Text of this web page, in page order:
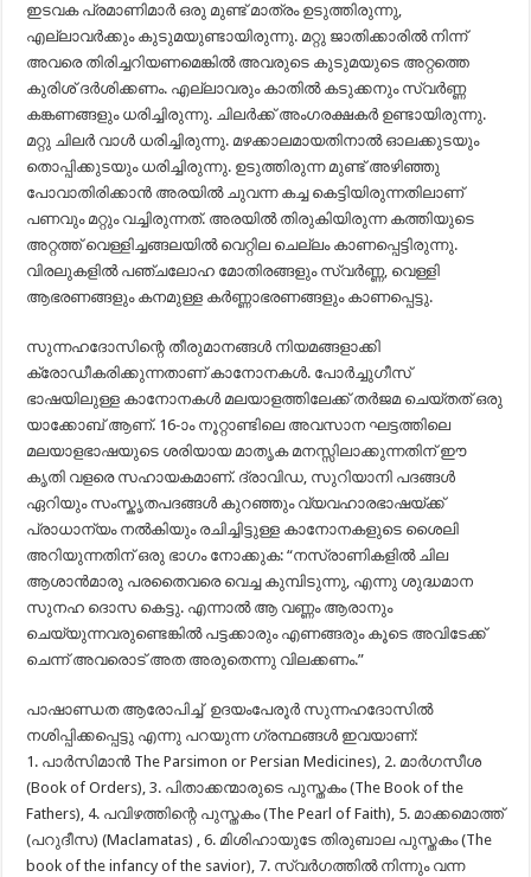
ഇടവക പ്രമാണിമാർ ഒരു മുണ്ട് മാത്രം ഉടുത്തിരുന്നു,
എല്ലാവർക്കും കുടുമയുണ്ടായിരുന്നു. മറ്റു ജാതിക്കാരിൽ നിന്ന്
അവരെ തിരിച്ചറിയണമെങ്കിൽ അവരുടെ കുടുമയുടെ അറ്റത്തെ
കുരിശ് ദർശിക്കണം. എല്ലാവരും കാതിൽ കടുക്കനും സ്വർണ്ണ
കങ്കണങ്ങളും ധരിച്ചിരുന്നു. ചിലർക്ക് അംഗരക്ഷകർ ഉണ്ടായിരുന്നു.
മറ്റു ചിലർ വാൾ ധരിച്ചിരുന്നു. മഴക്കാലമായതിനാൽ ഓലക്കുടയും
തൊപ്പിക്കുടയും ധരിച്ചിരുന്നു. ഉടുത്തിരുന്ന മുണ്ട് അഴിഞ്ഞു
പോവാതിരിക്കാൻ അരയിൽ ചുവന്ന കച്ച കെട്ടിയിരുന്നതിലാണ്
പണവും മറ്റും വച്ചിരുന്നത്. അരയിൽ തിരുകിയിരുന്ന കത്തിയുടെ
അറ്റത്ത് വെള്ളിച്ചങ്ങലയിൽ വെറ്റില ചെല്ലം കാണപ്പെട്ടിരുന്നു.
വിരലുകളിൽ പഞ്ചലോഹ മോതിരങ്ങളും സ്വർണ്ണ, വെള്ളി
ആഭരണങ്ങളും കനമുള്ള കർണ്ണാഭരണങ്ങളും കാണപ്പെട്ടു.
സുന്നഹദോസിന്റെ തീരുമാനങ്ങൾ നിയമങ്ങളാക്കി
ക്രോഡീകരിക്കുന്നതാണ് കാനോനകൾ. പോർച്ചുഗീസ്
ഭാഷയിലുള്ള കാനോനകൾ മലയാളത്തിലേക്ക് തർജമ ചെയ്തത് ഒരു
യാക്കോബ് ആണ്. 16-ാം നൂറ്റാണ്ടിലെ അവസാന ഘട്ടത്തിലെ
മലയാളഭാഷയുടെ ശരിയായ മാതൃക മനസ്സിലാക്കുന്നതിന് ഈ
കൃതി വളരെ സഹായകമാണ്. ദ്രാവിഡ, സുറിയാനി പദങ്ങൾ
ഏറിയും സംസ്കൃതപദങ്ങൾ കുറഞ്ഞും വ്യവഹാരഭാഷയ്ക്ക്
പ്രാധാന്യം നൽകിയും രചിച്ചിട്ടുള്ള കാനോനകളുടെ ശൈലി
അറിയുന്നതിന് ഒരു ഭാഗം നോക്കുക: “നസ്രാണികളിൽ ചില
ആശാൻമാരു പരതൈവരെ വെച്ച കുമ്പിടുന്നു, എന്നു ശുദ്ധമാന
സുനഹ ദൊസ കെട്ടു. എന്നാൽ ആ വണ്ണം ആരാനും
ചെയ്യുന്നവരുണ്ടെങ്കിൽ പട്ടക്കാരും എണങ്ങരും കൂടെ അവിടേക്ക്
ചെന്ന് അവരൊട് അത അരുതെന്നു വിലക്കണം.”
പാഷാണ്ഡത ആരോപിച്ച് ഉദയംപേരൂർ സുന്നഹദോസിൽ
നശിപ്പിക്കപ്പെട്ടു എന്നു പറയുന്ന ഗ്രന്ഥങ്ങൾ ഇവയാണ്:
1. പാർസിമാൻ The Parsimon or Persian Medicines), 2. മാർഗസീശ
(Book of Orders), 3. പിതാക്കന്മാരുടെ പുസ്തകം (The Book of the
Fathers), 4. പവിഴത്തിന്റെ പുസ്തകം (The Pearl of Faith), 5. മാക്കമൊത്ത്‌
(പറുദീസ) (Maclamatas) , 6. മിശിഹായുടേ തിരുബാല പുസ്തകം (The
book of the infancy of the savior), 7. സ്വർഗത്തിൽ നിന്നും വന്ന